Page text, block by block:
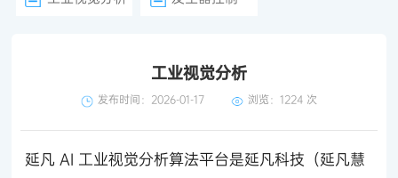
工业视觉分析
发布时间：2026-01-17 浏览： 1224 次
延凡 AI 工业视觉分析算法平台是延凡科技（延凡慧